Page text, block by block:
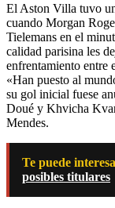
El Aston Villa tuvo
cuando Morgan
Tielemans en el
calidad parisina les
enfrentamiento entre
«Han puesto al
su gol inicial fuese
Doué y Khvicha
Mendes.
Te puede
posibles titulares